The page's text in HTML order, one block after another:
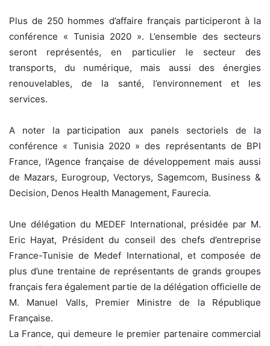
Plus de 250 hommes d’affaire français participeront à la
conférence « Tunisia 2020 ». L’ensemble des secteurs
seront représentés, en particulier le secteur des
transports, du numérique, mais aussi des énergies
renouvelables, de la santé, l’environnement et les
services.
A noter la participation aux panels sectoriels de la
conférence « Tunisia 2020 » des représentants de BPI
France, l’Agence française de développement mais aussi
de Mazars, Eurogroup, Vectorys, Sagemcom, Business &
Decision, Denos Health Management, Faurecia.
Une délégation du MEDEF International, présidée par M.
Eric Hayat, Président du conseil des chefs d’entreprise
France-Tunisie de Medef International, et composée de
plus d’une trentaine de représentants de grands groupes
français fera également partie de la délégation officielle de
M. Manuel Valls, Premier Ministre de la République
Française.
La France, qui demeure le premier partenaire commercial